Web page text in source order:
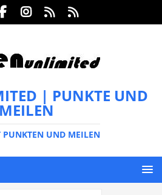
| PUNKTE UND
MEILEN
PUNKTEN UND MEILEN